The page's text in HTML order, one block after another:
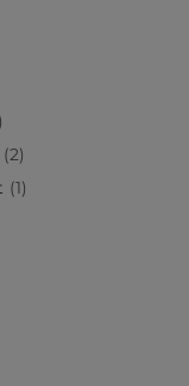
2
1